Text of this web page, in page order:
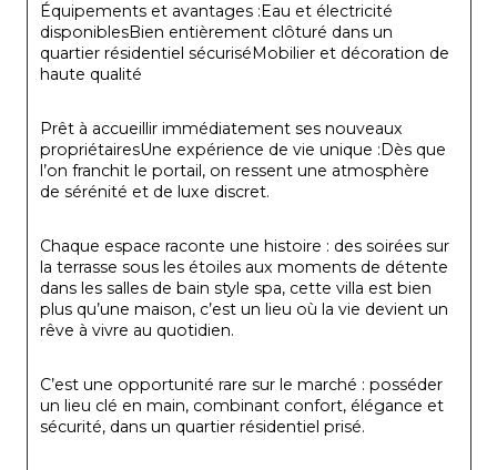
Équipements et avantages :Eau et électricité
disponiblesBien entièrement clôturé dans un
quartier résidentiel sécuriséMobilier et décoration de
haute qualité
Prêt à accueillir immédiatement ses nouveaux
propriétairesUne expérience de vie unique :Dès que
l’on franchit le portail, on ressent une atmosphère
de sérénité et de luxe discret.
Chaque espace raconte une histoire : des soirées sur
la terrasse sous les étoiles aux moments de détente
dans les salles de bain style spa, cette villa est bien
plus qu’une maison, c’est un lieu où la vie devient un
rêve à vivre au quotidien.
C’est une opportunité rare sur le marché : posséder
un lieu clé en main, combinant confort, élégance et
sécurité, dans un quartier résidentiel prisé.